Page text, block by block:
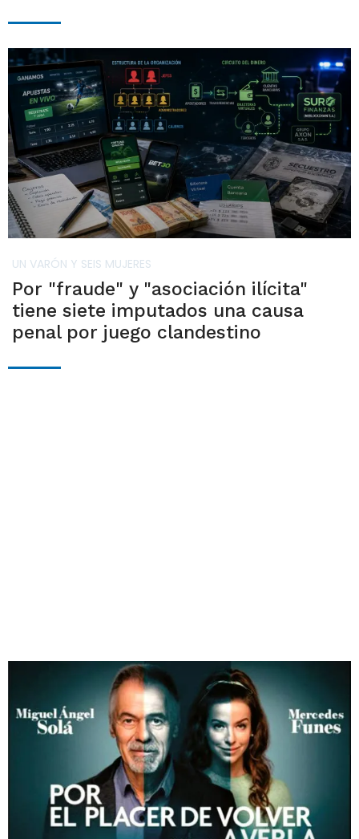
UN VARÓN Y SEIS MUJERES
Por "fraude" y "asociación ilícita"
tiene siete imputados una causa
penal por juego clandestino